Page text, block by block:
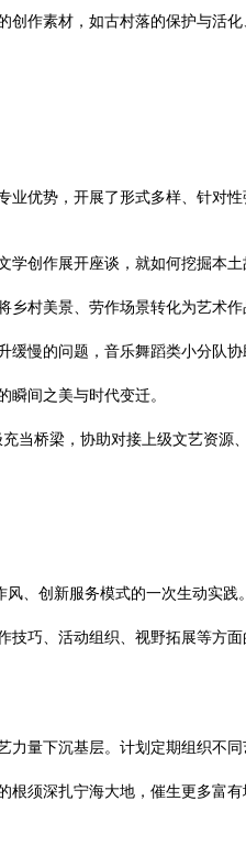
作素材，如古村落的保护与活
优势，开展了形式多样、针对性
创作展开座谈，就如何挖掘本
村美景、劳作场景转化为艺术作
慢的问题，音乐舞蹈类小分队
间之美与时代变迁。
当桥梁，协助对接上级文艺资
、创新服务模式的一次生动实
巧、活动组织、视野拓展等方
量下沉基层。计划定期组织不
须深扎宁海大地，催生更多富